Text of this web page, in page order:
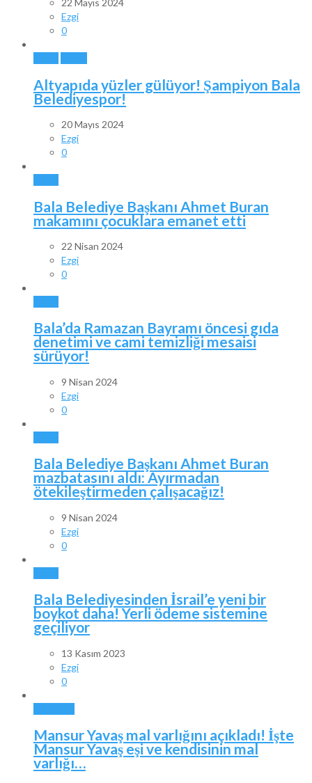
22 Mayıs 2024
Ezgi
0
Altyapıda yüzler gülüyor! Şampiyon Bala
Belediyespor!
20 Mayıs 2024
Ezgi
0
Bala Belediye Başkanı Ahmet Buran
makamını çocuklara emanet etti
22 Nisan 2024
Ezgi
0
Bala’da Ramazan Bayramı öncesi gıda
denetimi ve cami temizliği mesaisi
sürüyor!
9 Nisan 2024
Ezgi
0
Bala Belediye Başkanı Ahmet Buran
mazbatasını aldı: Ayırmadan
ötekileştirmeden çalışacağız!
9 Nisan 2024
Ezgi
0
Bala Belediyesinden İsrail’e yeni bir
boykot daha! Yerli ödeme sistemine
geçiliyor
13 Kasım 2023
Ezgi
0
Mansur Yavaş mal varlığını açıkladı! İşte
Mansur Yavaş eşi ve kendisinin mal
varlığı…